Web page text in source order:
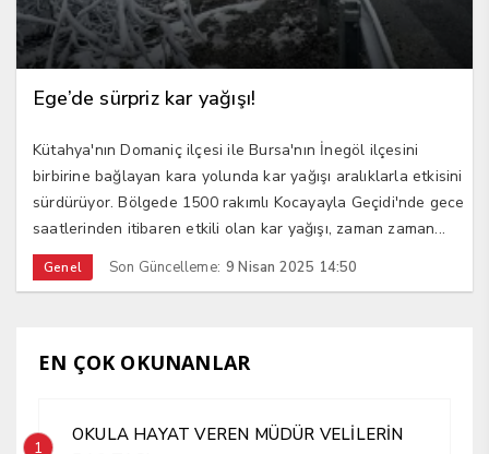
Ege’de sürpriz kar yağışı!
Kütahya'nın Domaniç ilçesi ile Bursa'nın İnegöl ilçesini
birbirine bağlayan kara yolunda kar yağışı aralıklarla etkisini
sürdürüyor. Bölgede 1500 rakımlı Kocayayla Geçidi'nde gece
saatlerinden itibaren etkili olan kar yağışı, zaman zaman...
Genel Son Güncelleme: 9 Nisan 2025 14:50
EN ÇOK OKUNANLAR
1
OKULA HAYAT VEREN MÜDÜR VELİLERİN